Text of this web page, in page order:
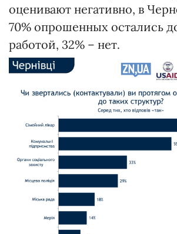
оценивают негативно, в
70% опрошенных остались
работой, 32% – нет.